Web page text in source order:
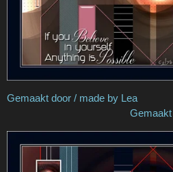
Gemaakt door /
Gemaakt door /